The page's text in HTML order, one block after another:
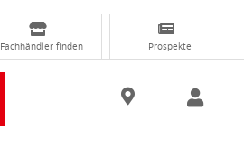
Fachhändler finden Prospekte